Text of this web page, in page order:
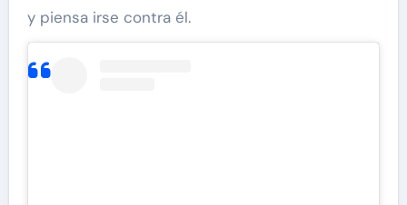
y piensa irse contra él.